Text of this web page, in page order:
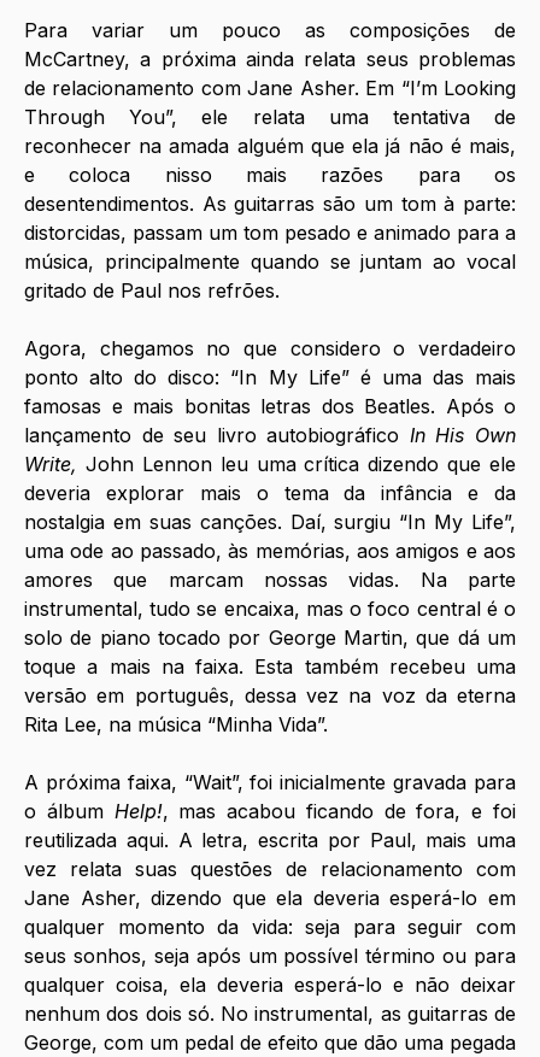
Para variar um pouco as composições de
McCartney, a próxima ainda relata seus problemas
de relacionamento com Jane Asher. Em “I’m Looking
Through You”, ele relata uma tentativa de
reconhecer na amada alguém que ela já não é mais,
e coloca nisso mais razões para os
desentendimentos. As guitarras são um tom à parte:
distorcidas, passam um tom pesado e animado para a
música, principalmente quando se juntam ao vocal
gritado de Paul nos refrões.
Agora, chegamos no que considero o verdadeiro
ponto alto do disco: “In My Life” é uma das mais
famosas e mais bonitas letras dos Beatles. Após o
lançamento de seu livro autobiográfico In His Own
Write, John Lennon leu uma crítica dizendo que ele
deveria explorar mais o tema da infância e da
nostalgia em suas canções. Daí, surgiu “In My Life”,
uma ode ao passado, às memórias, aos amigos e aos
amores que marcam nossas vidas. Na parte
instrumental, tudo se encaixa, mas o foco central é o
solo de piano tocado por George Martin, que dá um
toque a mais na faixa. Esta também recebeu uma
versão em português, dessa vez na voz da eterna
Rita Lee, na música “Minha Vida”.
A próxima faixa, “Wait”, foi inicialmente gravada para
o álbum Help!, mas acabou ficando de fora, e foi
reutilizada aqui. A letra, escrita por Paul, mais uma
vez relata suas questões de relacionamento com
Jane Asher, dizendo que ela deveria esperá-lo em
qualquer momento da vida: seja para seguir com
seus sonhos, seja após um possível término ou para
qualquer coisa, ela deveria esperá-lo e não deixar
nenhum dos dois só. No instrumental, as guitarras de
George, com um pedal de efeito que dão uma pegada